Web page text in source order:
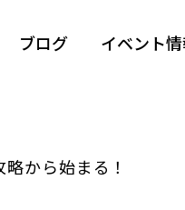
ブログ イベント
から始まる！